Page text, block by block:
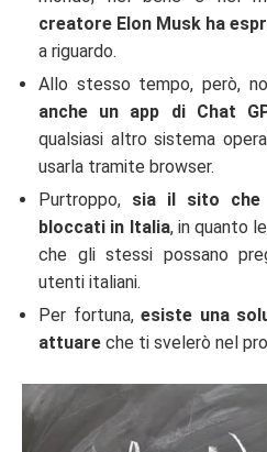
creatore Elon Musk ha
a riguardo.
Allo stesso tempo, però,
anche un app di Chat
qualsiasi altro sistema
usarla tramite browser.
Purtroppo, sia il sito che
bloccati in Italia, in quanto
che gli stessi possano
utenti italiani.
Per fortuna,esiste una
attuare che ti svelerò nel